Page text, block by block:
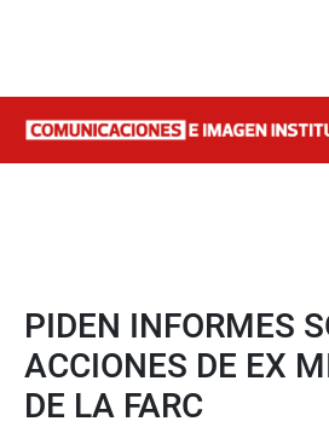
PIDEN INFORMES
ACCIONES DE EX
DE LA FARC